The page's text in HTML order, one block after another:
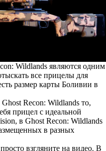
Wildlands являются одним
все прицелы для
размер карты Боливии в
Recon: Wildlands то,
прицел с идеальной
в Ghost Recon: Wildlands
в разных
взгляните на видео. В